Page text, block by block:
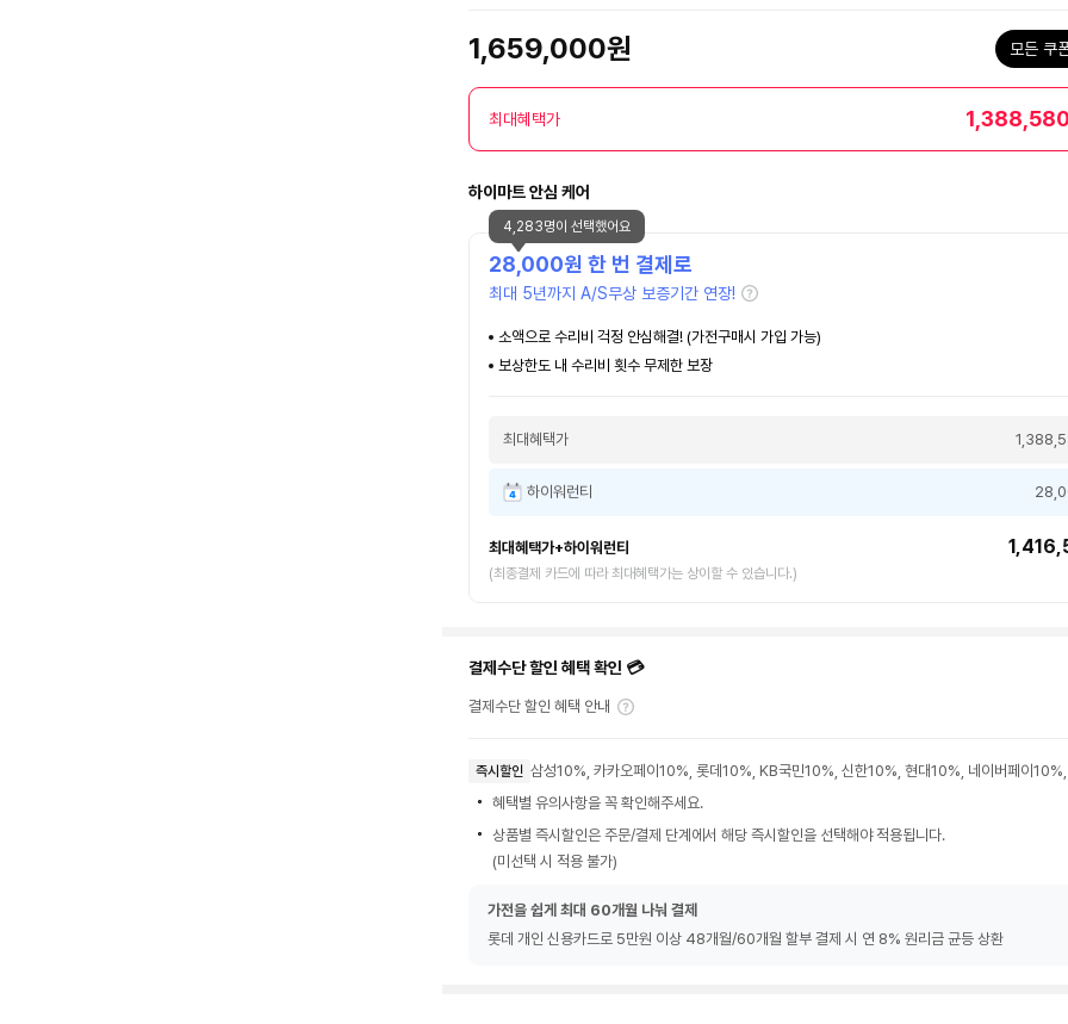
1,659,000원 모든 쿠
최대혜택가
하이마트 안심 케어
28,000원 한 번 결제로
최대 5년까지 A/S무상 보증기간 연장!
소액으로 수리비 걱정 안심해결! (가전구매시 가입 가능)
보상한도 내 수리비 횟수 무제한 보장
최대혜택가
하이워런티
최대혜택가+하이워런티
(최종결제 카드에 따라 최대혜택가는 상이할 수 있습니다.)
4,283명이 선택했어요
결제수단 할인 혜택 확인 💳
결제수단 할인 혜택 안내
즉시할인 삼성10%, 카카오페이10%, 롯데10%, KB국민10%, 신한10%, 현대10%, 네이버페이
혜택별 유의사항을 꼭 확인해주세요.
상품별 즉시할인은 주문/결제 단계에서 해당 즉시할인을 선택해야 적용됩니다.
(미선택 시 적용 불가)
가전을 쉽게 최대 60개월 나눠 결제
롯데 개인 신용카드로 5만원 이상 48개월/60개월 할부 결제 시 연 8% 원리금 균등 상환